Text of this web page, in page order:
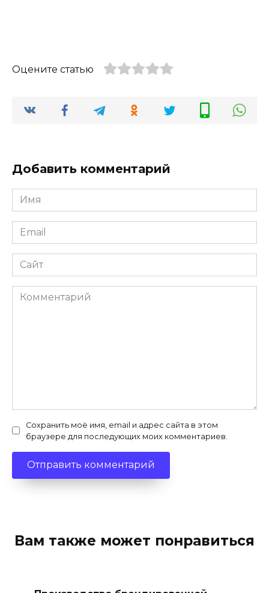
Оцените статью
Добавить комментарий
Имя
*
Email
*
Сайт
Комментарий
Сохранить моё имя, email и адрес сайта в этом
браузере для последующих моих комментариев.
Вам также может понравиться